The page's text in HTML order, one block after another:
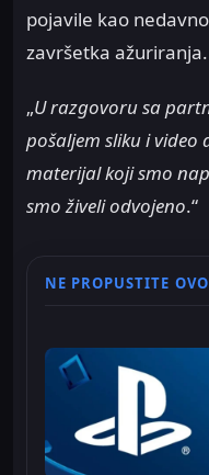
pojavile kao
završetka ažuriranja.
„U razgovoru sa
pošaljem sliku i video
materijal koji smo
smo živeli odvojeno.“
NE PROPUSTITE OVO